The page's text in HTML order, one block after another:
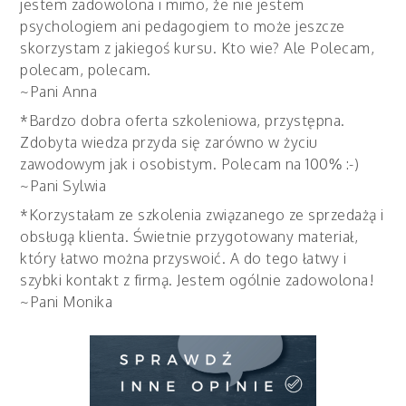
jestem zadowolona i mimo, że nie jestem
psychologiem ani pedagogiem to może jeszcze
skorzystam z jakiegoś kursu. Kto wie? Ale Polecam,
polecam, polecam.
~Pani Anna
*Bardzo dobra oferta szkoleniowa, przystępna.
Zdobyta wiedza przyda się zarówno w życiu
zawodowym jak i osobistym. Polecam na 100% :-)
~Pani Sylwia
*Korzystałam ze szkolenia związanego ze sprzedażą i
obsługą klienta. Świetnie przygotowany materiał,
który łatwo można przyswoić. A do tego łatwy i
szybki kontakt z firmą. Jestem ogólnie zadowolona!
~Pani Monika